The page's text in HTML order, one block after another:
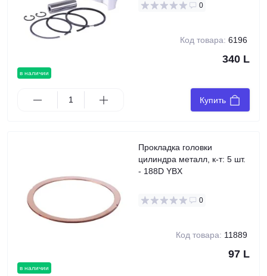
в наличии
0
Код товара: 6196
340 L
Купить
в наличии
Прокладка головки
цилиндра металл, к-т: 5 шт.
- 188D YBX
0
Код товара: 11889
97 L